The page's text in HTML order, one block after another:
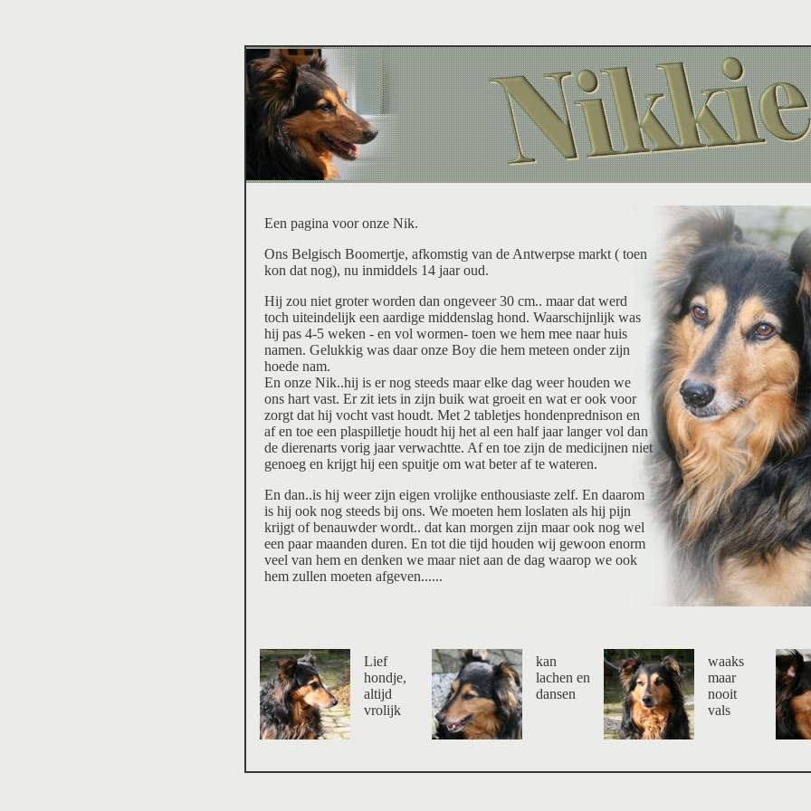
Een pagina voor onze Nik.
Ons Belgisch Boomertje, afkomstig van de Antwerpse markt ( toen
kon dat nog), nu inmiddels 14 jaar oud.
Hij zou niet groter worden dan ongeveer 30 cm.. maar dat werd
toch uiteindelijk een aardige middenslag hond. Waarschijnlijk was
hij pas 4-5 weken - en vol wormen- toen we hem mee naar huis
namen. Gelukkig was daar onze Boy die hem meteen onder zijn
hoede nam.
En onze Nik..hij is er nog steeds maar elke dag weer houden we
ons hart vast. Er zit iets in zijn buik wat groeit en wat er ook voor
zorgt dat hij vocht vast houdt. Met 2 tabletjes hondenprednison en
af en toe een plaspilletje houdt hij het al een half jaar langer vol dan
de dierenarts vorig jaar verwachtte. Af en toe zijn de medicijnen niet
genoeg en krijgt hij een spuitje om wat beter af te wateren.
En dan..is hij weer zijn eigen vrolijke enthousiaste zelf. En daarom
is hij ook nog steeds bij ons. We moeten hem loslaten als hij pijn
krijgt of benauwder wordt.. dat kan morgen zijn maar ook nog wel
een paar maanden duren. En tot die tijd houden wij gewoon enorm
veel van hem en denken we maar niet aan de dag waarop we ook
hem zullen moeten afgeven......
Lief
hondje,
altijd
vrolijk
kan
lachen en
dansen
waaks
maar
nooit
vals